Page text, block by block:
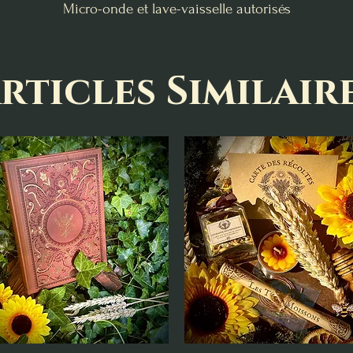
Micro-onde et lave-vaisselle autorisés